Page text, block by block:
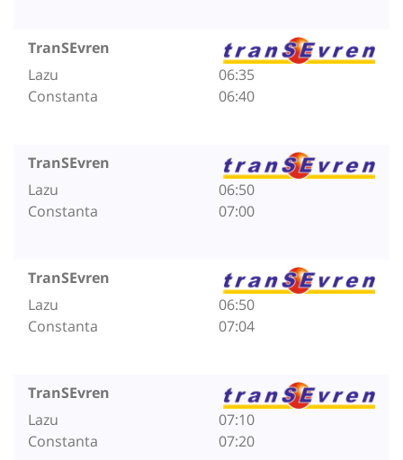
TranSEvren
Lazu
Constanta
06:35
06:40
TranSEvren
Lazu
Constanta
06:50
07:00
TranSEvren
Lazu
Constanta
06:50
07:04
TranSEvren
Lazu
Constanta
07:10
07:20